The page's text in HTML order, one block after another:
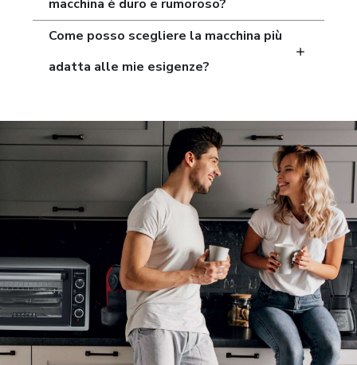
macchina è duro e rumoroso?
Come posso scegliere la macchina più
adatta alle mie esigenze?